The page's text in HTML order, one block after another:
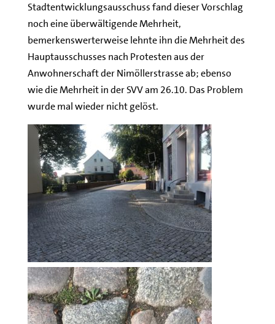
Stadtentwicklungsausschuss fand dieser Vorschlag
noch eine überwältigende Mehrheit,
bemerkenswerterweise lehnte ihn die Mehrheit des
Hauptausschusses nach Protesten aus der
Anwohnerschaft der Nimöllerstrasse ab; ebenso
wie die Mehrheit in der SVV am 26.10. Das Problem
wurde mal wieder nicht gelöst.